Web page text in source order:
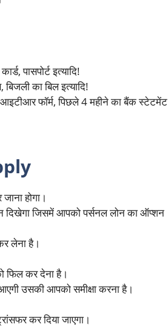
पासपोर्ट इत्यादि!
का बिल इत्यादि!
आइटीआर फॉर्म, पिछले 4 महीने का बैंक स्टेटमेंट
होगा।
दिखेगा जिसमें आपको पर्सनल लोन का ऑप्शन
लेना है।
फिल कर देना है।
उसकी आपको समीक्षा करना है।
कर दिया जाएगा।